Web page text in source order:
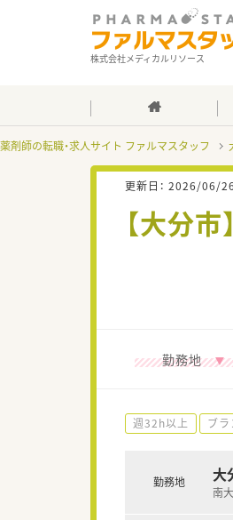
株式会社メディカルリソース
薬剤師の転職・求人サイト ファルマスタッフ
更新日： 2026/06/26
【大分
勤務地
週32h以上 ブ
勤務地 大
南